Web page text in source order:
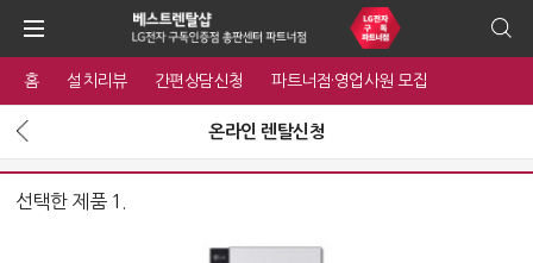
홈 설치리뷰 간편상담신청 파트너점·영업사원 모집
온라인 렌탈신청
선택한 제품 1.